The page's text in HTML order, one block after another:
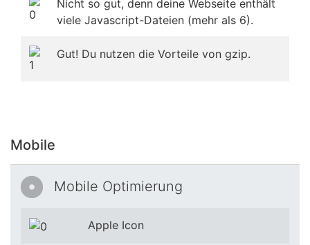
Nicht so gut, denn deine Webseite enthält
viele Javascript-Dateien (mehr als 6).
Gut! Du nutzen die Vorteile von gzip.
Mobile
Mobile Optimierung
Apple Icon